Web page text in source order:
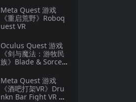
Meta Quest 游戏
《重启荒野》Roboq
uest VR
Oculus Quest 游戏
《剑与魔法：游牧民
族》Blade & Sorcer
Meta Quest 游戏
《酒吧打架VR》Dru
nkn Bar Fight VR 游